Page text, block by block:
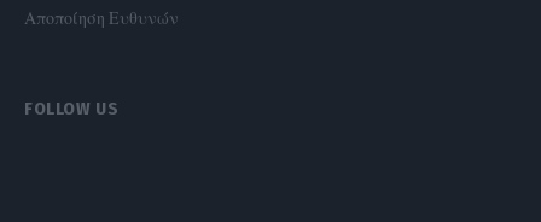
Αποποίηση Ευθυνών
FOLLOW US